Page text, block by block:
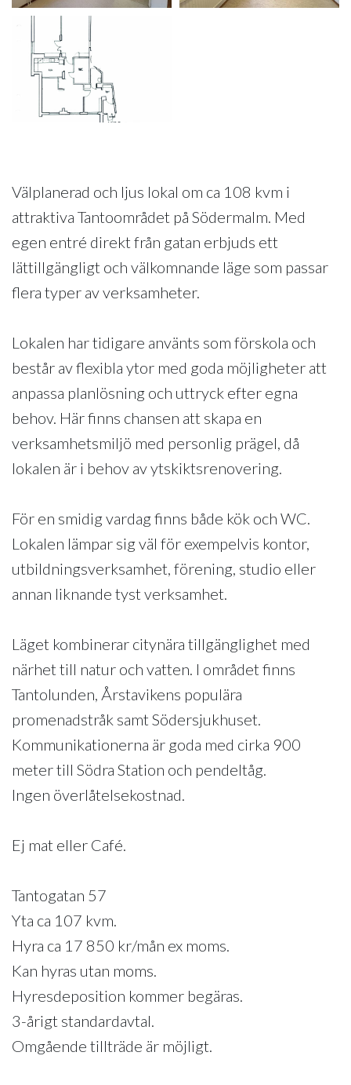
Välplanerad och ljus lokal om ca 108 kvm i
attraktiva Tantoområdet på Södermalm. Med
egen entré direkt från gatan erbjuds ett
lättillgängligt och välkomnande läge som passar
flera typer av verksamheter.
Lokalen har tidigare använts som förskola och
består av flexibla ytor med goda möjligheter att
anpassa planlösning och uttryck efter egna
behov. Här finns chansen att skapa en
verksamhetsmiljö med personlig prägel, då
lokalen är i behov av ytskiktsrenovering.
För en smidig vardag finns både kök och WC.
Lokalen lämpar sig väl för exempelvis kontor,
utbildningsverksamhet, förening, studio eller
annan liknande tyst verksamhet.
Läget kombinerar citynära tillgänglighet med
närhet till natur och vatten. I området finns
Tantolunden, Årstavikens populära
promenadstråk samt Södersjukhuset.
Kommunikationerna är goda med cirka 900
meter till Södra Station och pendeltåg.
Ingen överlåtelsekostnad.
Ej mat eller Café.
Tantogatan 57
Yta ca 107 kvm.
Hyra ca 17 850 kr/mån ex moms.
Kan hyras utan moms.
Hyresdeposition kommer begäras.
3-årigt standardavtal.
Omgående tillträde är möjligt.